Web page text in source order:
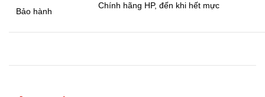
Bảo hành
Chính hãng HP, đến khi hết mực